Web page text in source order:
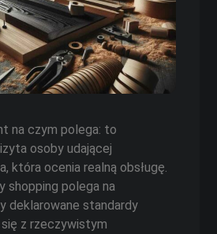
na czym polega: to
osoby udającej
która ocenia realną obsługę.
shopping polega na
deklarowane standardy
z rzeczywistym